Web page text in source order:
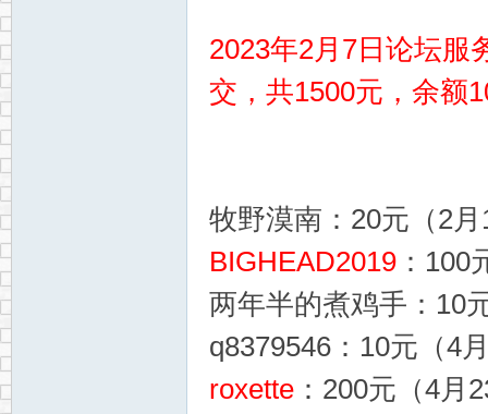
2023年2月7日论坛服
交，共1500元，余额
牧野漠南：20元（2
BIGHEAD2019：100
两年半的煮鸡手：10
q8379546：10元（4
roxette：200元（4月